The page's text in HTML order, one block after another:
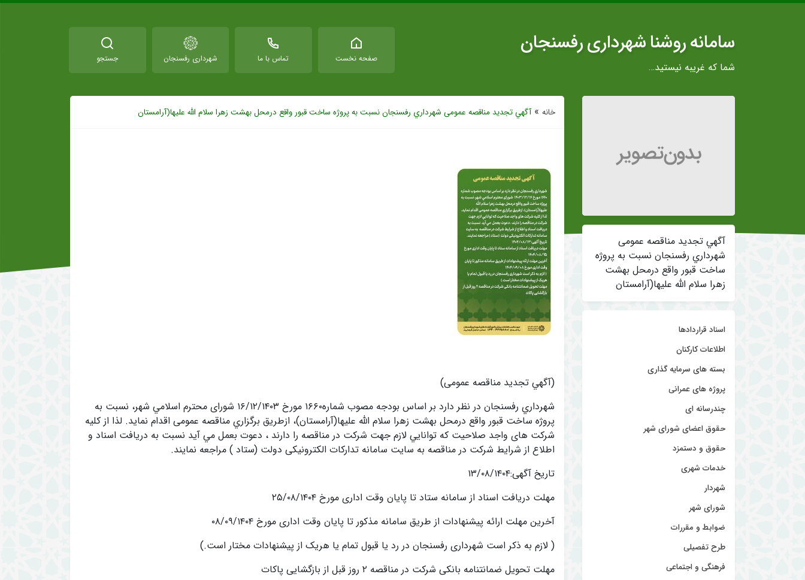
سامانه روشنا شهرداری رفسنجان
شما که غریبه نیستید…
صفحه نخست تماس با ما شهرداری رفسنجان جستجو
آگهي تجدید مناقصه عمومی
شهرداري رفسنجان نسبت به پروژه
ساخت قبور واقع درمحل بهشت
زهرا سلام الله علیها(آرامستان
اسناد قراردادها
اطلاعات کارکنان
بسته های سرمایه گذاری
پروژه های عمرانی
چندرسانه ای
حقوق اعضای شورای شهر
حقوق و دستمزد
خدمات شهری
شهردار
شورای شهر
ضوابط و مقررات
طرح تفصیلی
فرهنگی و اجتماعی
خانه »آگهي تجدید مناقصه عمومی شهرداري رفسنجان نسبت به پروژه ساخت قبور واقع درمحل بهشت زهرا سلام الله علیها(آرامستان
(آگهي تجدید مناقصه عمومی)
شهرداري رفسنجان در نظر دارد بر اساس بودجه مصوب شماره۱۶۶۰ مورخ ۱۶/۱۲/۱۴۰۳ شورای محترم اسلامي شهر، نسبت به
پروژه ساخت قبور واقع درمحل بهشت زهرا سلام الله علیها(آرامستان)، ازطريق برگزاري مناقصه عمومی اقدام نمايد. لذا از کلیه
شرکت های واجد صلاحیت که توانايي لازم جهت شرکت در مناقصه را دارند ، دعوت بعمل مي آيد نسبت به دریافت اسناد و
اطلاع از شرايط شركت در مناقصه به سایت سامانه تدارکات الکترونیکی دولت (ستاد ) مراجعه نمايند.
تاریخ آگهی:۱۳/۰۸/۱۴۰۴
مهلت دریافت اسناد از سامانه ستاد تا پایان وقت اداری مورخ ۲۵/۰۸/۱۴۰۴
آخرین مهلت ارائه پیشنهادات از طریق سامانه مذکور تا پایان وقت اداری مورخ ۰۸/۰۹/۱۴۰۴
( لازم به ذکر است شهرداری رفسنجان در رد یا قبول تمام یا هریک از پیشنهادات مختار است.)
مهلت تحویل ضمانتنامه بانکی شرکت در مناقصه ۲ روز قبل از بازگشایی پاکات